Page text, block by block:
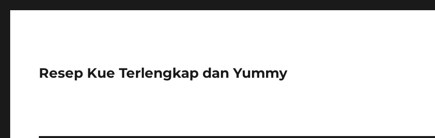
Resep Kue Terlengkap dan Yummy